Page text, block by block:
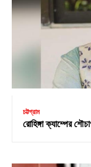
চট্টগ্রাম
রোহিঙ্গা ক্যাম্পের